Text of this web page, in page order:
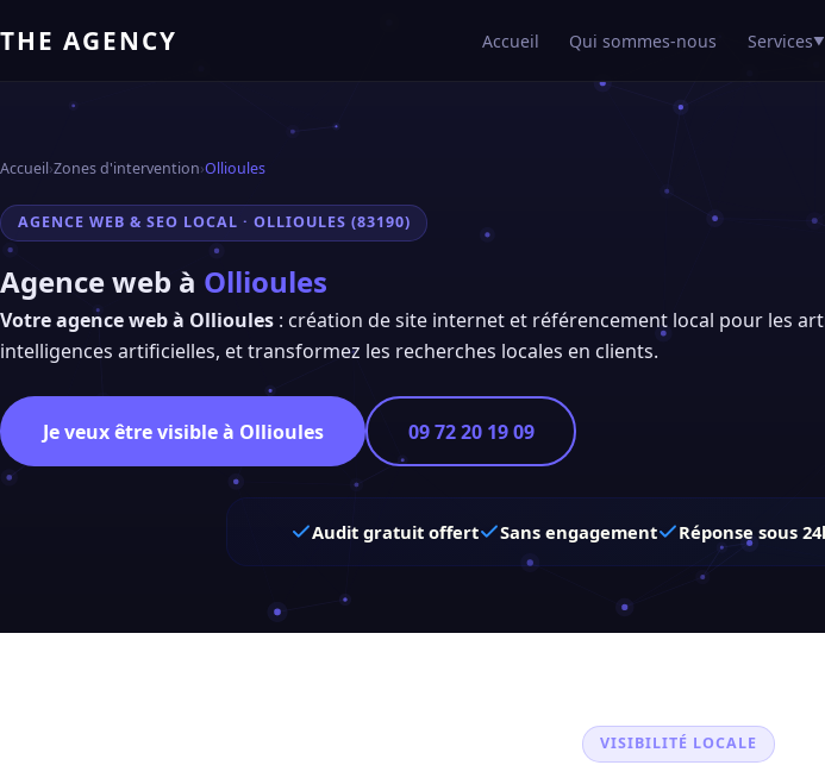
THE AGENCY Accueil Qui sommes-nous Services▼
Accueil›Zones d'intervention›Ollioules
AGENCE WEB & SEO LOCAL · OLLIOULES (83190)
Agence web à Ollioules
Votre agence web à Ollioules : création de site internet et référencement local pour les
intelligences artificielles, et transformez les recherches locales en clients.
Je veux être visible à Ollioules 09 72 20 19 09
Audit gratuit offert Sans engagement Réponse sous
VISIBILITÉ LOCALE